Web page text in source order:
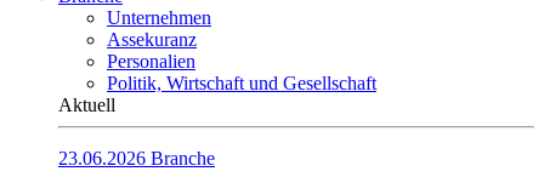
Unternehmen
Assekuranz
Personalien
Politik, Wirtschaft und Gesellschaft
Aktuell
23.06.2026 Branche